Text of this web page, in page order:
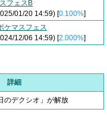
フェスB
01/20 14:59) [0.100%]
ケマスフェス
12/06 14:59) [2.000%]
詳細
のデクシオ」が解放